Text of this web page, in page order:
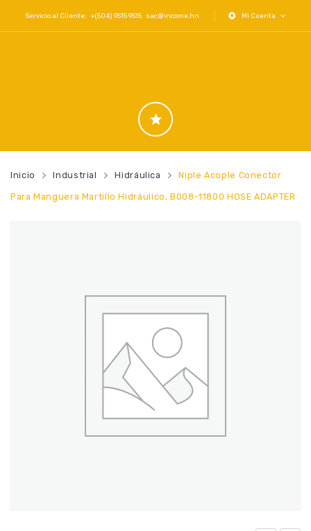
Servicio al Cliente: +(504) 9515 9515 sac@income.hn Mi Cuenta
Inicio Industrial Hidráulica Niple Acople Conector
Para Manguera Martillo Hidráulico, B008-11800 HOSE ADAPTER